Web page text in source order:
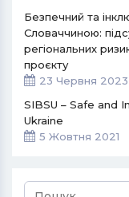
Безпечний та
Словаччиною:
регіональних
проєкту
23 Червня 2023
SIBSU – Safe and
Ukraine
5 Жовтня 2021
Пошук: